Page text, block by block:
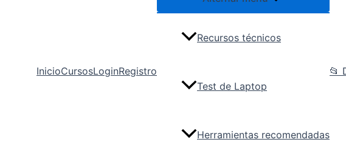
InicioCursosLoginRegistro
Recursos técnicos
Test de Laptop
Herramientas recomendadas
📂